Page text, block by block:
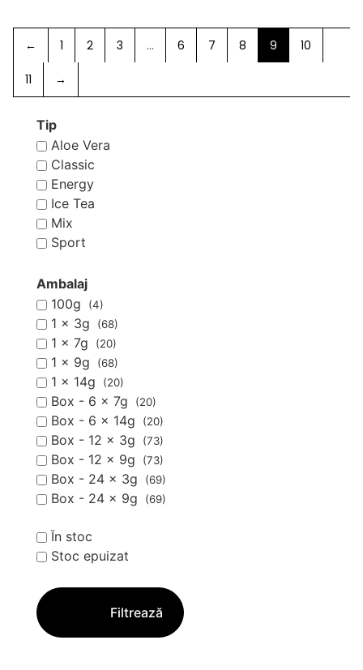
Tip
Aloe Vera
Classic
Energy
Ice Tea
Mix
Sport
Ambalaj
100g
(4)
1 x 3g (68)
1 x 7g (20)
1 x 9g (68)
1 x 14g (20)
Box - 6 x 7g (20)
Box - 6 x 14g (20)
Box - 12 x 3g (73)
Box - 12 x 9g (73)
Box - 24 x 3g (69)
Box - 24 x 9g (69)
În stoc
Stoc epuizat
Filtrează
← 1 2 3 … 6 7 8 9 10
11 →